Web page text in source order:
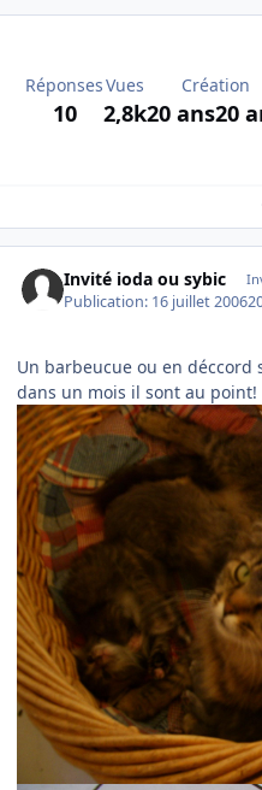
Réponses
10
Vues
2,8k
Création
20 ans20
Invité ioda ou sybic
Publication: 16 juillet 2006
Un barbeucue ou en déccord
dans un mois il sont au point!